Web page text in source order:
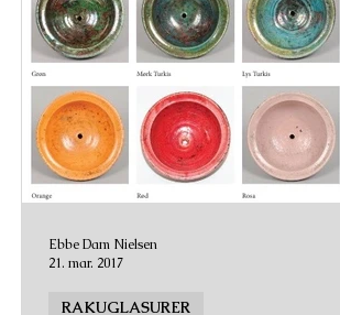
RAKUGLASURER
Ebbe Dam Nielsen
21. mar. 2017